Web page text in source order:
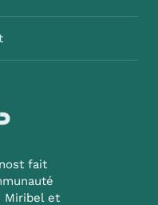
fait
Miribel et